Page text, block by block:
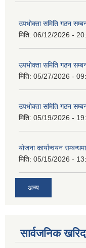
उपभोक्ता समिति गठन
मिति: 06/12/2026 -
उपभोक्ता समिति गठन
मिति: 05/27/2026 -
उपभोक्ता समिति गठन
मिति: 05/19/2026 -
योजना कार्यान्वयन
मिति: 05/15/2026 -
अन्य
सार्वजनिक